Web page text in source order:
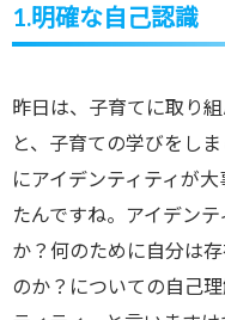
1.明確な自己認識
昨日は、子育てに取り
と、子育ての学びをし
にアイデンティティが
たんですね。アイデン
か？何のために自分は
のか？についての自己